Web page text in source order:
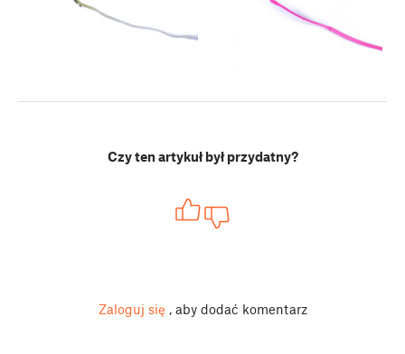
Czy ten artykuł był przydatny?
Zaloguj się , aby dodać komentarz